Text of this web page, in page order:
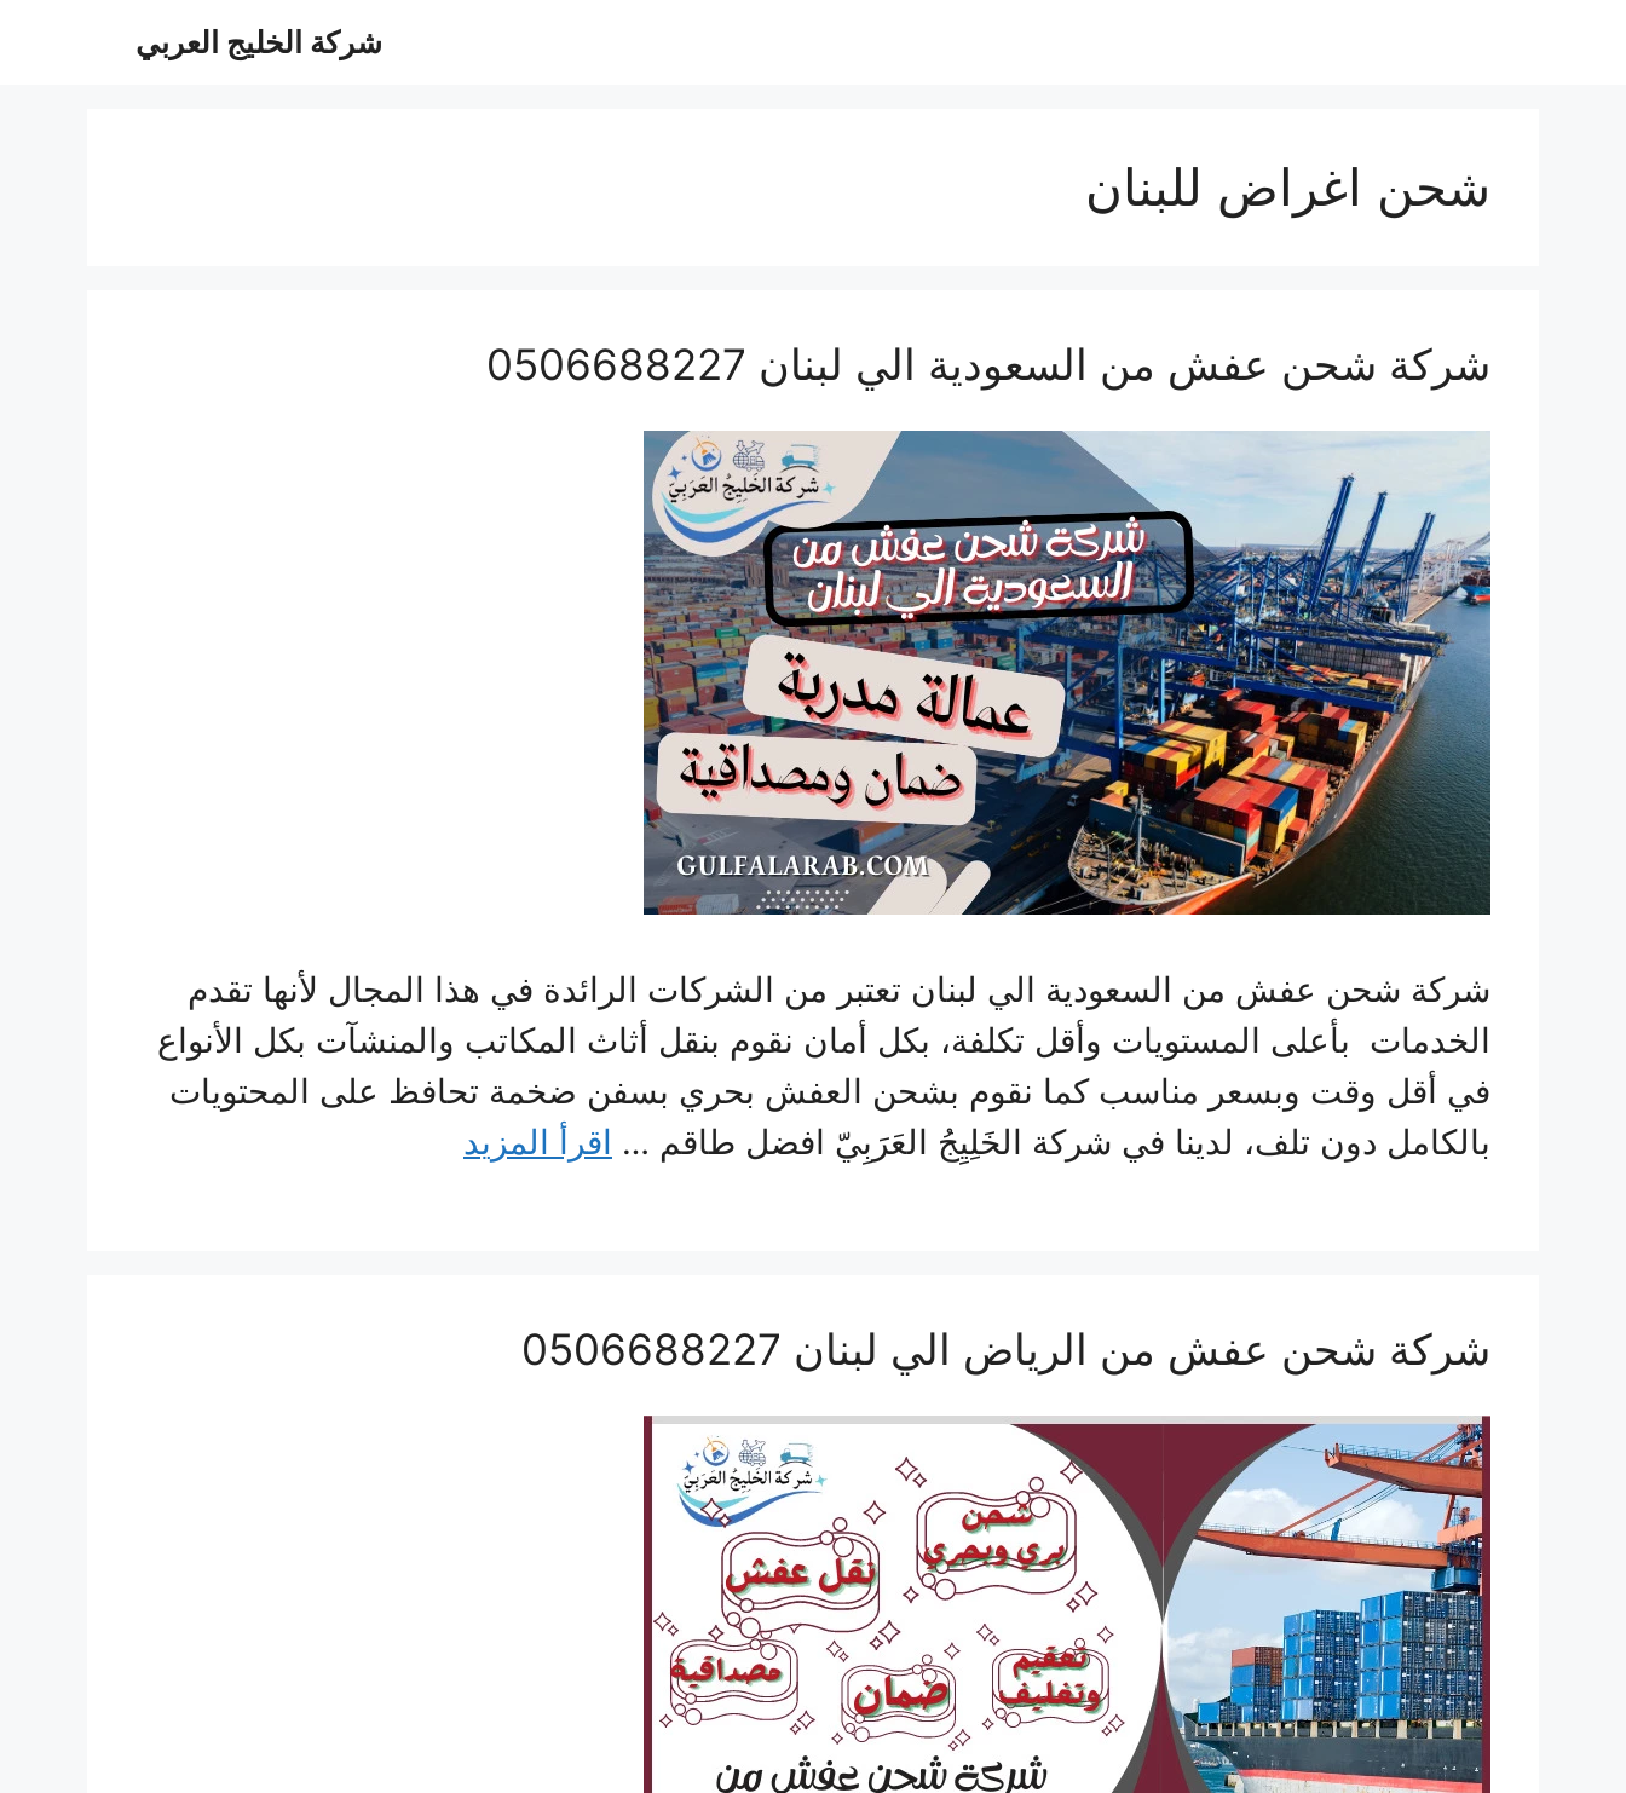
شركة الخليج العربي
شحن اغراض للبنان
شركة شحن عفش من السعودية الي لبنان 0506688227
شركة شحن عفش من السعودية الي لبنان تعتبر من الشركات الرائدة في هذا المجال لأنها تقدم
الخدمات بأعلى المستويات وأقل تكلفة، بكل أمان نقوم بنقل أثاث المكاتب والمنشآت بكل الأنواع
في أقل وقت وبسعر مناسب كما نقوم بشحن العفش بحري بسفن ضخمة تحافظ على المحتويات
بالكامل دون تلف، لدينا في شركة الخَلِيِجُ العَرَبِيّ افضل طاقم … اقرأ المزيد
شركة شحن عفش من الرياض الي لبنان 0506688227